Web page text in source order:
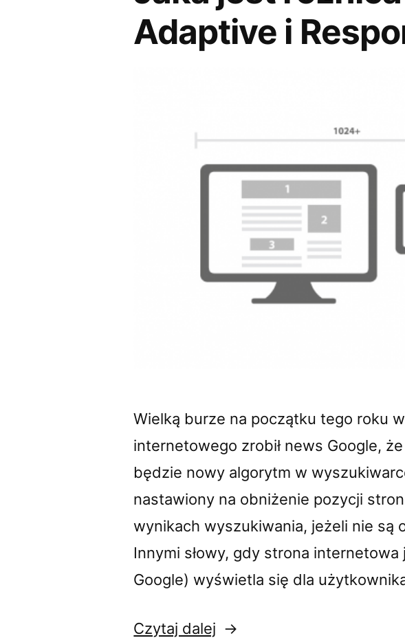
Adaptive i
Wielką burze na początku tego roku
internetowego zrobił news Google,
będzie nowy algorytm w
nastawiony na obniżenie pozycji
wynikach wyszukiwania, jeżeli nie są
Innymi słowy, gdy strona internetowa
Google) wyświetla się dla
Czytaj dalej „Jaka